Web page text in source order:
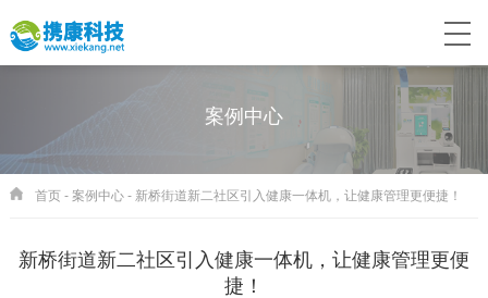
案例中心
首页- 案例中心- 新桥街道新二社区引入健康一体机，让健康管理更便捷！
新桥街道新二社区引入健康一体机，让健康管理更便
捷！